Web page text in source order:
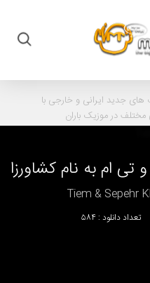
های جدید ایرانی و خارجی با
در موزیک باران
و تی ام به نام کشاورزا
Tiem & Sepehr
تعداد دانلود : ۵۸۴